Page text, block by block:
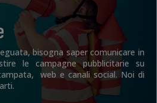
bisogna saper comunicare in
le campagne pubblicitarie su
web e canali social. Noi di